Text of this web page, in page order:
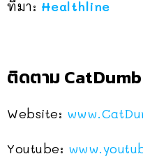
ที่มา: Healthline
ติดตาม
Website:
Youtube: